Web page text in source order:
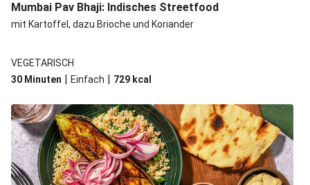
Mumbai Pav Bhaji: Indisches Streetfood
mit Kartoffel, dazu Brioche und Koriander
VEGETARISCH
30 Minuten | Einfach | 729 kcal